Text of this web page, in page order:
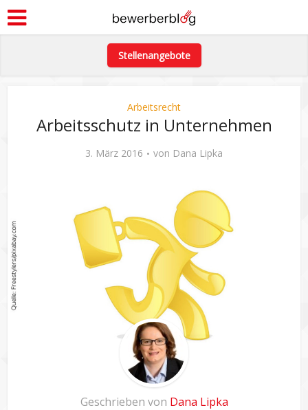
Stellenangebote
Arbeitsrecht
Arbeitsschutz in Unternehmen
3. März 2016 von Dana Lipka
Geschrieben von Dana Lipka